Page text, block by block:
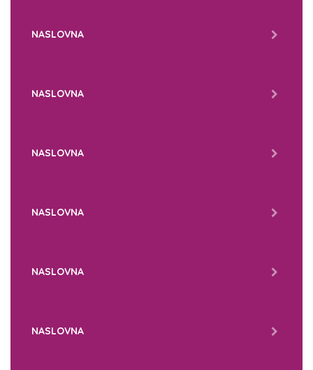
NASLOVNA
NASLOVNA
NASLOVNA
NASLOVNA
NASLOVNA
NASLOVNA